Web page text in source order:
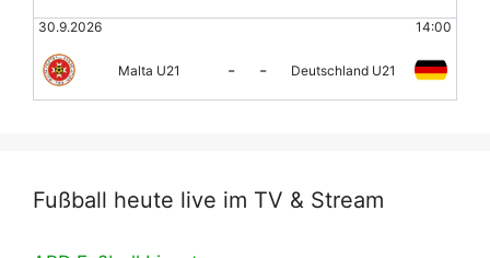
30.9.2026 14:00
Malta U21 - - Deutschland U21
Fußball heute live im TV & Stream